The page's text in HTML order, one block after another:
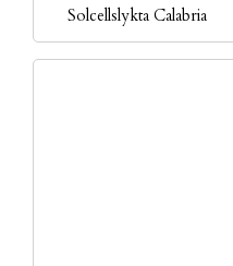
Solcellslykta Calabria